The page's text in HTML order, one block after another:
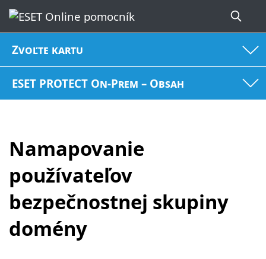
Zvoľte kartu
ESET PROTECT On-Prem – Obsah
Namapovanie
používateľov
bezpečnostnej skupiny
domény